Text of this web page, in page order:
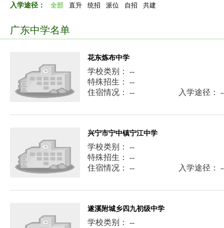
入学途径： 全部 直升 统招 派位 自招 共建
广东中学名单
花东炼布中学
学校类别： --
特殊招生： --
住宿情况： --
入学途径：
兴宁市宁中镇宁江中学
学校类别： --
特殊招生： --
住宿情况： --
入学途径：
遂溪附城乡四九初级中学
学校类别： --